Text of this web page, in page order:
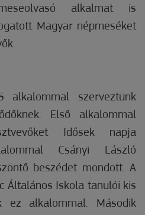
alkalmat is
Magyar népmeséket
alkalommal szerveztünk
Első alkalommal
Idősek napja
Csányi László
beszédet mondott. A
Általános Iskola tanulói kis
ez alkalommal. Második